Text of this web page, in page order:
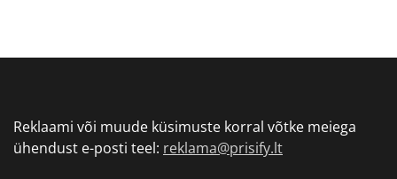
Reklaami või muude küsimuste korral võtke meiega
ühendust e-posti teel: reklama@prisify.lt